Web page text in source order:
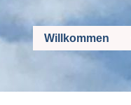
Willkommen